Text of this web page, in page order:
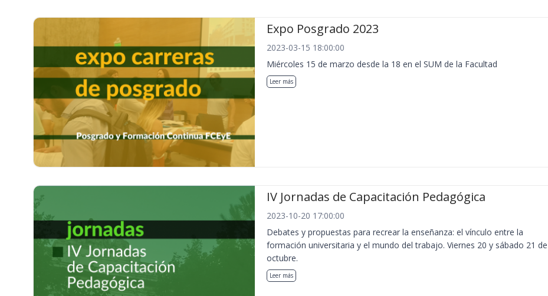
Expo Posgrado 2023
2023-03-15 18:00:00
Miércoles 15 de marzo desde la 18 en el SUM de la Facultad
Leer más
IV Jornadas de Capacitación Pedagógica
2023-10-20 17:00:00
Debates y propuestas para recrear la enseñanza: el vínculo entre la
formación universitaria y el mundo del trabajo. Viernes 20 y sábado 21 de
octubre.
Leer más